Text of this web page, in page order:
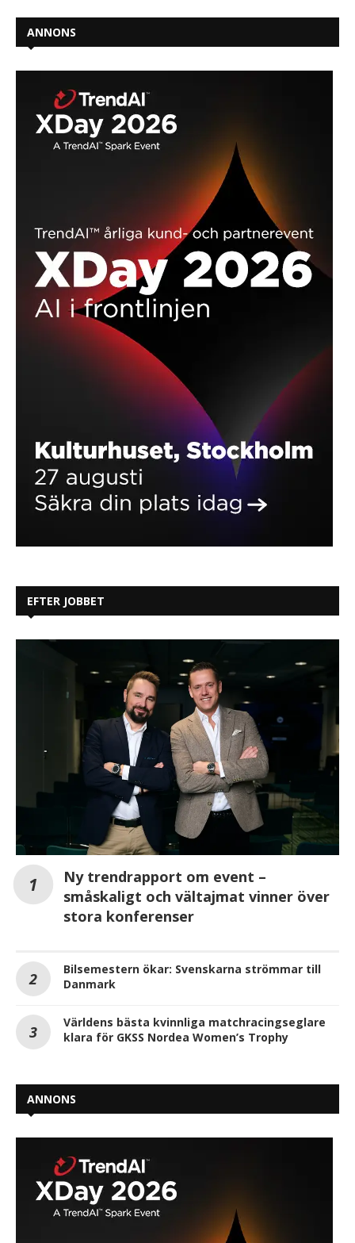
ANNONS
EFTER JOBBET
Ny trendrapport om event –
småskaligt och vältajmat vinner över
stora konferenser
Bilsemestern ökar: Svenskarna strömmar till
Danmark
Världens bästa kvinnliga matchracingseglare
klara för GKSS Nordea Women’s Trophy
ANNONS